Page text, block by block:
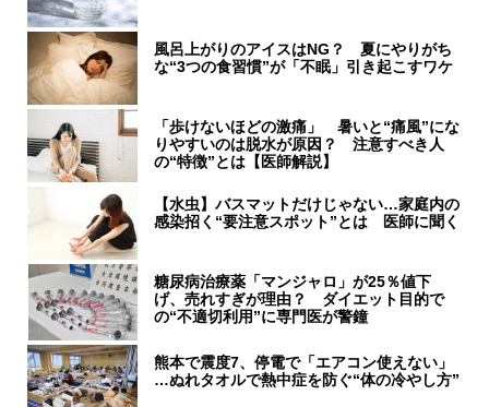
風呂上がりのアイスはNG？ 夏にやりがち
な“3つの食習慣”が「不眠」引き起こすワケ
「歩けないほどの激痛」 暑いと“痛風”にな
りやすいのは脱水が原因？ 注意すべき人
の“特徴”とは【医師解説】
【水虫】バスマットだけじゃない…家庭内の
感染招く“要注意スポット”とは 医師に聞く
糖尿病治療薬「マンジャロ」が25％値下
げ、売れすぎが理由？ ダイエット目的で
の“不適切利用”に専門医が警鐘
熊本で震度7、停電で「エアコン使えない」
…ぬれタオルで熱中症を防ぐ“体の冷やし方”